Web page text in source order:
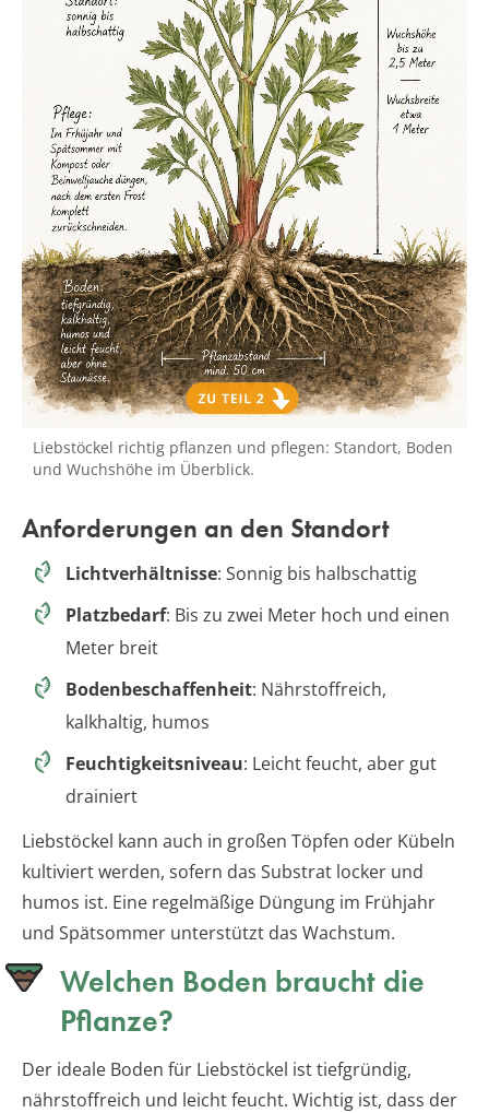
Liebstöckel richtig pflanzen und pflegen: Standort, Boden
und Wuchshöhe im Überblick.
Anforderungen an den Standort
Lichtverhältnisse: Sonnig bis halbschattig
Platzbedarf: Bis zu zwei Meter hoch und einen
Meter breit
Bodenbeschaffenheit: Nährstoffreich,
kalkhaltig, humos
Feuchtigkeitsniveau: Leicht feucht, aber gut
drainiert
Liebstöckel kann auch in großen Töpfen oder Kübeln
kultiviert werden, sofern das Substrat locker und
humos ist. Eine regelmäßige Düngung im Frühjahr
und Spätsommer unterstützt das Wachstum.
Welchen Boden braucht die
Pflanze?
Der ideale Boden für Liebstöckel ist tiefgründig,
nährstoffreich und leicht feucht. Wichtig ist, dass der